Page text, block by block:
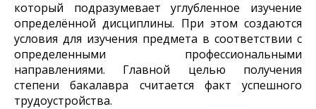
который подразумевает углубленное изучение
определённой дисциплины. При этом создаются
условия для изучения предмета в соответствии с
определенными профессиональными
направлениями. Главной целью получения
степени бакалавра считается факт успешного
трудоустройства.